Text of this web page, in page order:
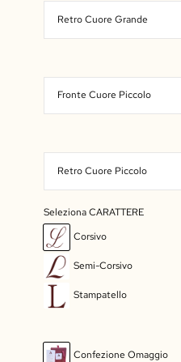
Seleziona CARATTERE
Corsivo
Semi-Corsivo
Stampatello
Confezione Omaggio